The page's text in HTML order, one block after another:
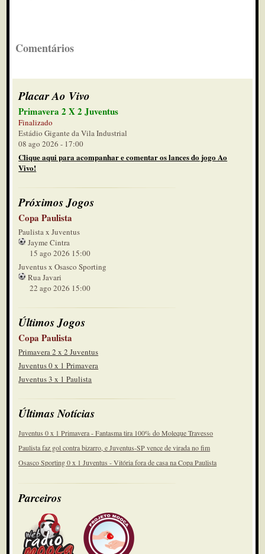
Comentários
Placar Ao Vivo
Primavera 2 X 2 Juventus
Finalizado
Estádio Gigante da Vila Industrial
08 ago 2026 - 17:00
Clique aqui para acompanhar e comentar os lances do jogo Ao
Vivo!
Próximos Jogos
Copa Paulista
Paulista x Juventus
Jayme Cintra
15 ago 2026 15:00
Juventus x Osasco Sporting
Rua Javari
22 ago 2026 15:00
Últimos Jogos
Copa Paulista
Primavera 2 x 2 Juventus
Juventus 0 x 1 Primavera
Juventus 3 x 1 Paulista
Últimas Notícias
Juventus 0 x 1 Primavera - Fantasma tira 100% do Moleque Travesso
Paulista faz gol contra bizarro, e Juventus-SP vence de virada no fim
Osasco Sporting 0 x 1 Juventus - Vitória fora de casa na Copa Paulista
Parceiros